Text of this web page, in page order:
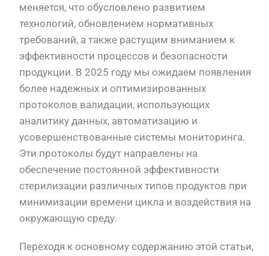
меняется, что обусловлено развитием
технологий, обновлением нормативных
требований, а также растущим вниманием к
эффективности процессов и безопасности
продукции. В 2025 году мы ожидаем появления
более надежных и оптимизированных
протоколов валидации, использующих
аналитику данных, автоматизацию и
усовершенствованные системы мониторинга.
Эти протоколы будут направлены на
обеспечение постоянной эффективности
стерилизации различных типов продуктов при
минимизации времени цикла и воздействия на
окружающую среду.
Переходя к основному содержанию этой статьи,